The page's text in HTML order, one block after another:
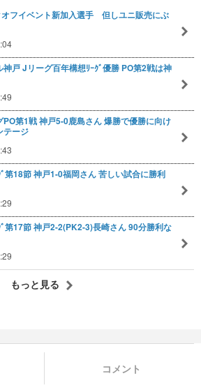
フイベント新加入選手 但しユニ販売にぶ
戸 Jリーグ百年構想ﾘｰｸﾞ優勝 PO第2戦は神
PO第1戦 神戸5-0鹿島さん 爆勝で優勝に向け
テージ
第18節 神戸1-0福岡さん 苦しい試合に勝利
第17節 神戸2-2(PK2-3)長崎さん 90分勝利な
もっと見る
コメント